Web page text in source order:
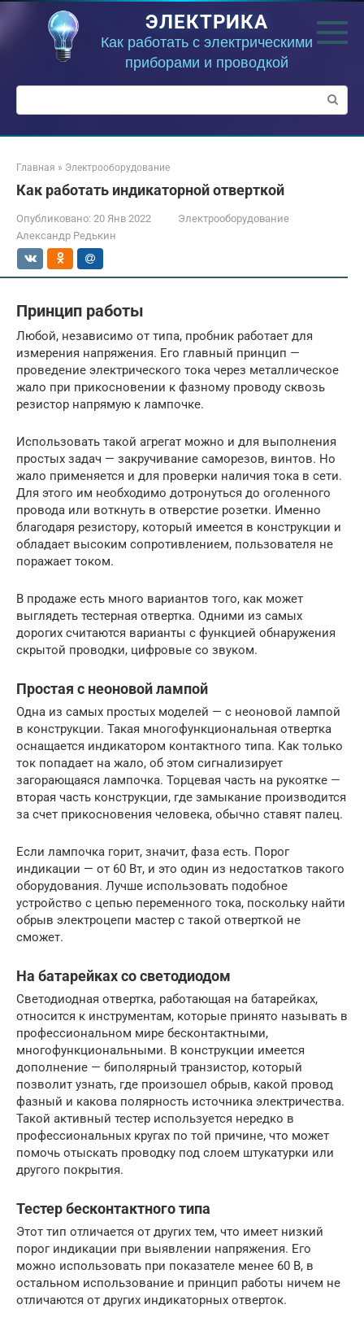
ЭЛЕКТРИКА
Как работать с электрическими
приборами и проводкой
Поиск:
Главная » Электрооборудование
Как работать индикаторной отверткой
Опубликовано: 20 Янв 2022
Электрооборудование
Александр Редькин
Принцип работы
Любой, независимо от типа, пробник работает для
измерения напряжения. Его главный принцип —
проведение электрического тока через металлическое
жало при прикосновении к фазному проводу сквозь
резистор напрямую к лампочке.
Использовать такой агрегат можно и для выполнения
простых задач — закручивание саморезов, винтов. Но
жало применяется и для проверки наличия тока в сети.
Для этого им необходимо дотронуться до оголенного
провода или воткнуть в отверстие розетки. Именно
благодаря резистору, который имеется в конструкции и
обладает высоким сопротивлением, пользователя не
поражает током.
В продаже есть много вариантов того, как может
выглядеть тестерная отвертка. Одними из самых
дорогих считаются варианты с функцией обнаружения
скрытой проводки, цифровые со звуком.
Простая с неоновой лампой
Одна из самых простых моделей — с неоновой лампой
в конструкции. Такая многофункциональная отвертка
оснащается индикатором контактного типа. Как только
ток попадает на жало, об этом сигнализирует
загорающаяся лампочка. Торцевая часть на рукоятке —
вторая часть конструкции, где замыкание производится
за счет прикосновения человека, обычно ставят палец.
Если лампочка горит, значит, фаза есть. Порог
индикации — от 60 Вт, и это один из недостатков такого
оборудования. Лучше использовать подобное
устройство с цепью переменного тока, поскольку найти
обрыв электроцепи мастер с такой отверткой не
сможет.
На батарейках со светодиодом
Светодиодная отвертка, работающая на батарейках,
относится к инструментам, которые принято называть в
профессиональном мире бесконтактными,
многофункциональными. В конструкции имеется
дополнение — биполярный транзистор, который
позволит узнать, где произошел обрыв, какой провод
фазный и какова полярность источника электричества.
Такой активный тестер используется нередко в
профессиональных кругах по той причине, что может
помочь отыскать проводку под слоем штукатурки или
другого покрытия.
Тестер бесконтактного типа
Этот тип отличается от других тем, что имеет низкий
порог индикации при выявлении напряжения. Его
можно использовать при показателе менее 60 В, в
остальном использование и принцип работы ничем не
отличаются от других индикаторных отверток.